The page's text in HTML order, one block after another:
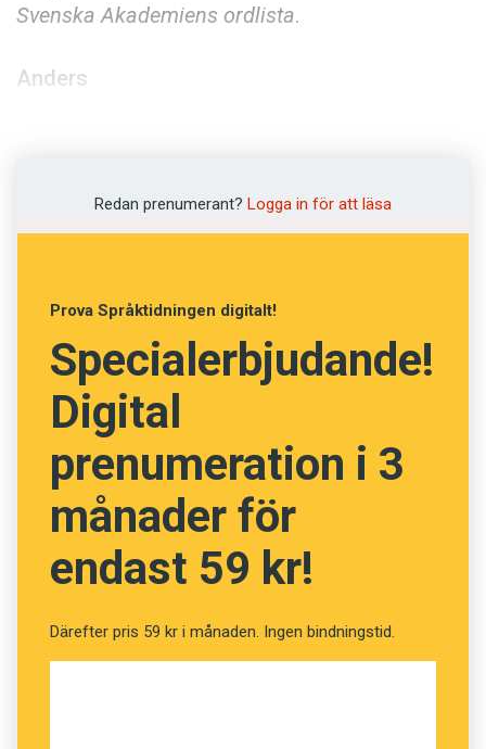
Svenska Akademiens ordlista.
Anders
Prenumerera! Pröva 2 nummer av
Språktidningen för 99 kronor.
Klarar du fredagskvisset?
(Kviss #246)
13av
Auktorisera
Befalla
Bokföra
Redan prenumerant? Logga in för att läsa
Prova Språktidningen digitalt!
Specialerbjudande!
Digital
prenumeration i 3
månader för
endast 59 kr!
Därefter pris 59 kr i månaden. Ingen bindningstid.